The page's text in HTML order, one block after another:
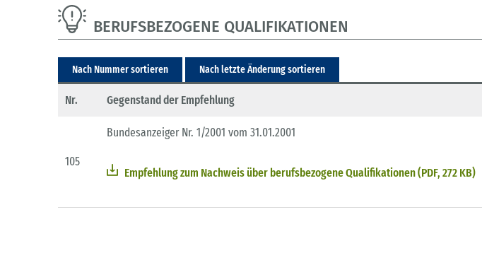
BERUFSBEZOGENE QUALIFIKATIONEN
Nach Nummer sortieren Nach letzte Änderung sortieren
Nr. Gegenstand der Empfehlung
105
Bundesanzeiger Nr. 1/2001 vom 31.01.2001
Empfehlung zum Nachweis über berufsbezogene Qualifikationen (PDF, 272 KB)